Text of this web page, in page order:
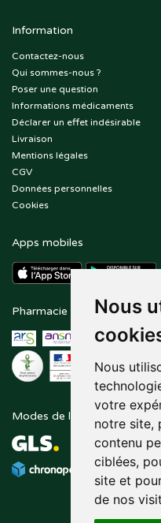
Nous
Nous
votre
notre site,
contenu
ciblées,
site et
de nos
Information
Contactez-nous
Qui sommes-nous ?
Poser une question
Informations médicaments
Déclarer un effet indésirable
Livraison
Mentions légales
CGV
Données personnelles
Cookies
Apps mobiles
Pharmacie en ligne agréée
Modes de livraison